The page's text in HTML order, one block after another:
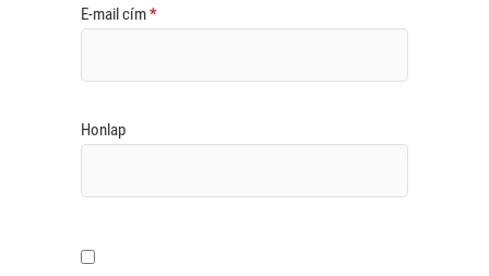
E-mail cím*
Honlap